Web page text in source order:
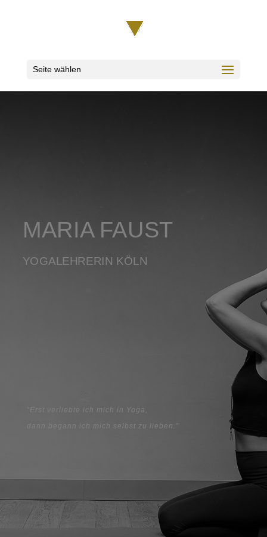
Seite wählen
MARIA FAUST
YOGALEHRERIN KÖLN
“Erst verliebte ich mich in Yoga,
dann begann ich mich selbst zu lieben.”